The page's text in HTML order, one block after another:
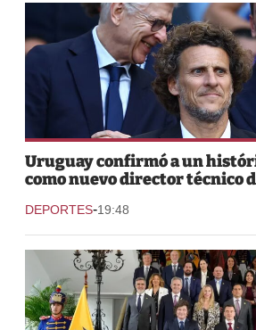
Uruguay confirmó a un
como nuevo director técnico
DEPORTES-19:48